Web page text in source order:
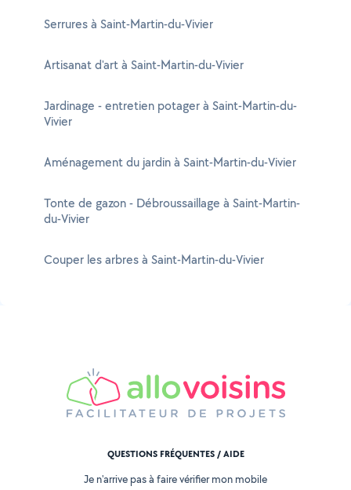
Serrures à Saint-Martin-du-Vivier
Artisanat d'art à Saint-Martin-du-Vivier
Jardinage - entretien potager à Saint-Martin-du-
Vivier
Aménagement du jardin à Saint-Martin-du-Vivier
Tonte de gazon - Débroussaillage à Saint-Martin-
du-Vivier
Couper les arbres à Saint-Martin-du-Vivier
QUESTIONS FRÉQUENTES / AIDE
Je n'arrive pas à faire vérifier mon mobile